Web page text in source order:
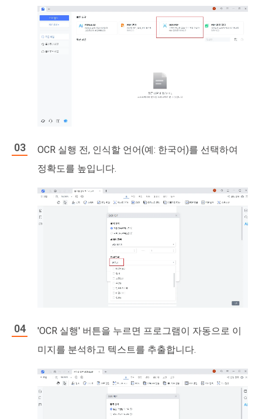
OCR 실행 전, 인식할 언어(예: 한국어)를 선택하여
정확도를 높입니다.
'OCR 실행' 버튼을 누르면 프로그램이 자동으로 이
미지를 분석하고 텍스트를 추출합니다.